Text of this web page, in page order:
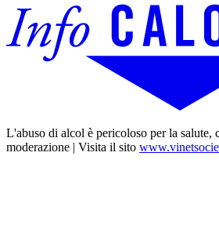
L'abuso di alcol è pericoloso per la salute,
moderazione | Visita il sito